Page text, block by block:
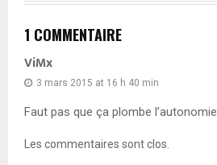
1 COMMENTAIRE
ViMx
3 mars 2015 at 16 h 40 min
Faut pas que ça plombe
Les commentaires sont clos.